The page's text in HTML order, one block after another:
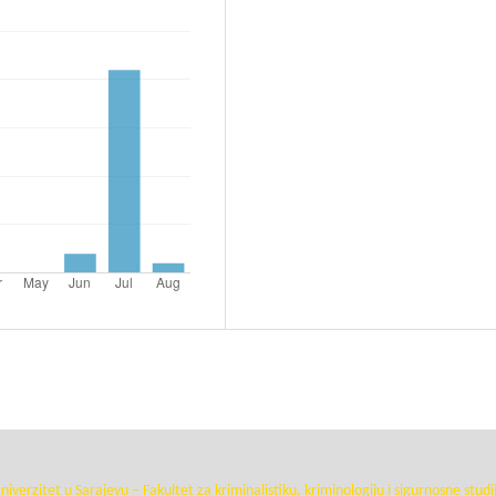
u Sarajevu – Fakultet za kriminalistiku, kriminologiju i sigurnosne